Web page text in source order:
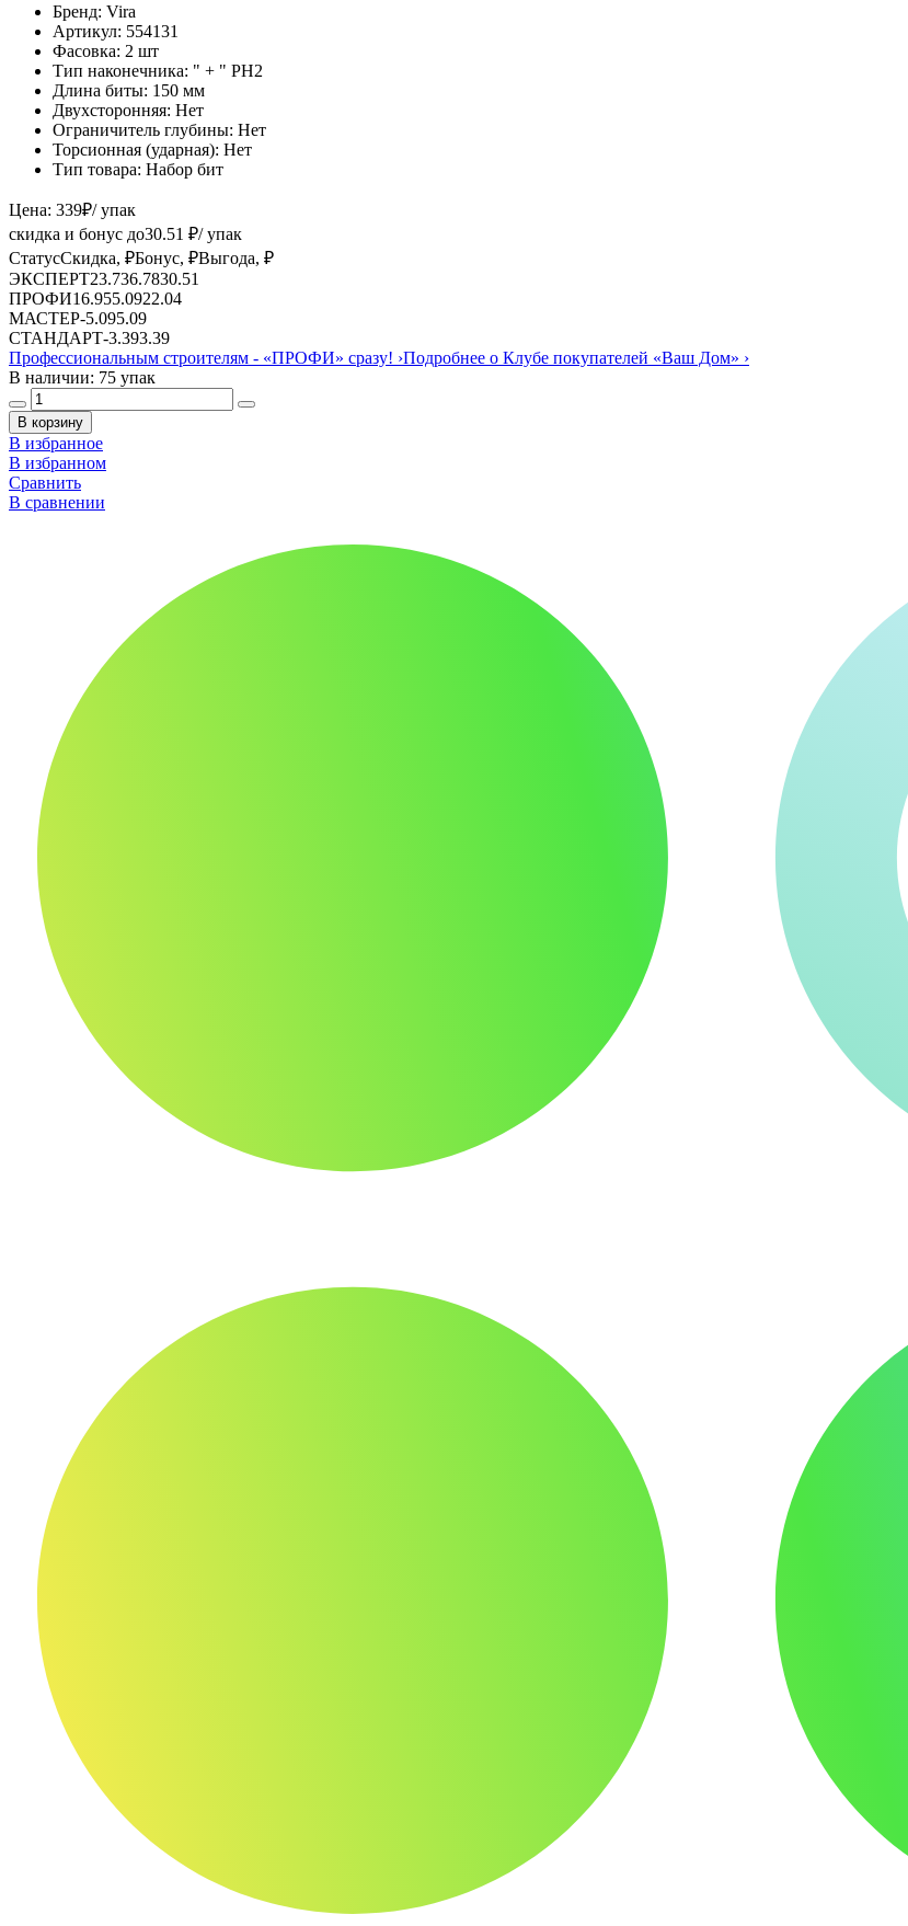
Бренд: Vira
Артикул: 554131
Фасовка: 2 шт
Тип наконечника: " + " PH2
Длина биты: 150 мм
Двухсторонняя: Нет
Ограничитель глубины: Нет
Торсионная (ударная): Нет
Тип товара: Набор бит
Цена: 339₽/ упак
скидка и бонус до30.51 ₽/ упак
СтатусСкидка, ₽Бонус, ₽Выгода, ₽
ЭКСПЕРТ23.736.7830.51
ПРОФИ16.955.0922.04
МАСТЕР-5.095.09
СТАНДАРТ-3.393.39
Профессиональным строителям - «ПРОФИ» сразу! ›Подробнее о Клубе покупателей «Ваш Дом» ›
В наличии: 75 упак
В корзину
В избранное
В избранном
Сравнить
В сравнении